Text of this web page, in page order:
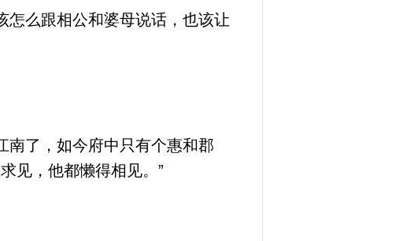
么跟相公和婆母说话，也该让
了，如今府中只有个惠和郡
见，他都懒得相见。”